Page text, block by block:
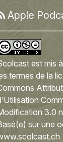
Apple
est mis
termes de la
3.0
sur une